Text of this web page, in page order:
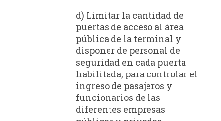
d) Limitar la cantidad de
puertas de acceso al área
pública de la terminal y
disponer de personal de
seguridad en cada puerta
habilitada, para controlar el
ingreso de pasajeros y
funcionarios de las
diferentes empresas